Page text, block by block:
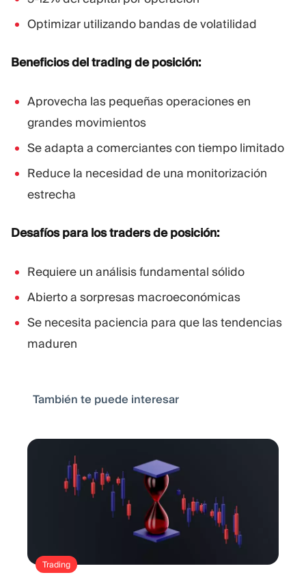
Optimizar utilizando bandas de volatilidad
Beneficios del trading de posición:
Aprovecha las pequeñas operaciones en
grandes movimientos
Se adapta a comerciantes con tiempo limitado
Reduce la necesidad de una monitorización
estrecha
Desafíos para los traders de posición:
Requiere un análisis fundamental sólido
Abierto a sorpresas macroeconómicas
Se necesita paciencia para que las tendencias
maduren
También te puede interesar
Trading